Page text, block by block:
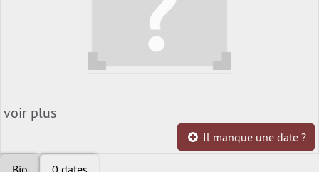
voir plus
Il manque une date ?
Bio 0 dates